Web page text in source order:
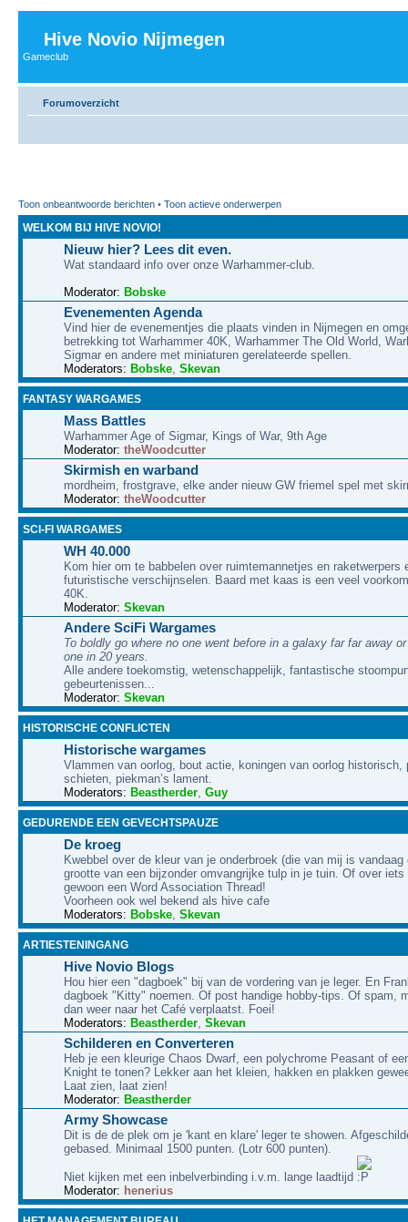
Hive Novio Nijmegen
Gameclub
Forumoverzicht
Toon onbeantwoorde berichten • Toon actieve onderwerpen
WELKOM BIJ HIVE NOVIO!
Nieuw hier? Lees dit even.
Wat standaard info over onze Warhammer-club.
Moderator: Bobske
Evenementen Agenda
Vind hier de evenementjes die plaats vinden in Nijmegen en
betrekking tot Warhammer 40K, Warhammer The Old World,
Sigmar en andere met miniaturen gerelateerde spellen.
Moderators: Bobske, Skevan
FANTASY WARGAMES
Mass Battles
Warhammer Age of Sigmar, Kings of War, 9th Age
Moderator: theWoodcutter
Skirmish en warband
mordheim, frostgrave, elke ander nieuw GW friemel spel met
Moderator: theWoodcutter
SCI-FI WARGAMES
WH 40.000
Kom hier om te babbelen over ruimtemannetjes en raketwerpers
futuristische verschijnselen. Baard met kaas is een veel
40K.
Moderator: Skevan
Andere SciFi Wargames
To boldly go where no one went before in a galaxy far far away
one in 20 years.
Alle andere toekomstig, wetenschappelijk, fantastische
gebeurtenissen...
Moderator: Skevan
HISTORISCHE CONFLICTEN
Historische wargames
Vlammen van oorlog, bout actie, koningen van oorlog historisch,
schieten, piekman’s lament.
Moderators: Beastherder, Guy
GEDURENDE EEN GEVECHTSPAUZE
De kroeg
Kwebbel over de kleur van je onderbroek (die van mij is vandaag
grootte van een bijzonder omvangrijke tulp in je tuin. Of over iets
gewoon een Word Association Thread!
Voorheen ook wel bekend als hive cafe
Moderators: Bobske, Skevan
ARTIESTENINGANG
Hive Novio Blogs
Hou hier een "dagboek" bij van de vordering van je leger. En
dagboek "Kitty" noemen. Of post handige hobby-tips. Of spam,
dan weer naar het Café verplaatst. Foei!
Moderators: Beastherder, Skevan
Schilderen en Converteren
Heb je een kleurige Chaos Dwarf, een polychrome Peasant of
Knight te tonen? Lekker aan het kleien, hakken en plakken
Laat zien, laat zien!
Moderator: Beastherder
Army Showcase
Dit is de de plek om je 'kant en klare' leger te showen.
gebased. Minimaal 1500 punten. (Lotr 600 punten).
Niet kijken met een inbelverbinding i.v.m. lange laadtijd
Moderator: henerius